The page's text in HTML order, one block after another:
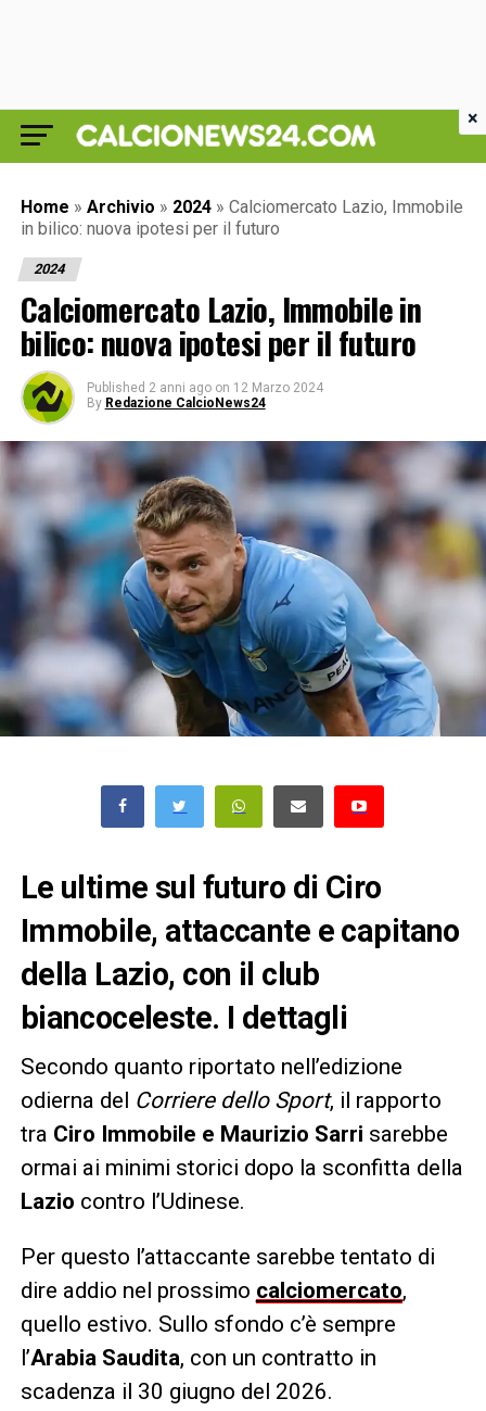
Home » Archivio » 2024 » Calciomercato Lazio, Immobile
in bilico: nuova ipotesi per il futuro
2024
Calciomercato Lazio, Immobile in
bilico: nuova ipotesi per il futuro
Published 2 anni ago on 12 Marzo 2024
By Redazione CalcioNews24
Le ultime sul futuro di Ciro
Immobile, attaccante e capitano
della Lazio, con il club
biancoceleste. I dettagli
Secondo quanto riportato nell’edizione
odierna del Corriere dello Sport, il rapporto
tra Ciro Immobile e Maurizio Sarri sarebbe
ormai ai minimi storici dopo la sconfitta della
Lazio contro l’Udinese.
Per questo l’attaccante sarebbe tentato di
dire addio nel prossimo calciomercato,
quello estivo. Sullo sfondo c’è sempre
l’Arabia Saudita, con un contratto in
scadenza il 30 giugno del 2026.
×